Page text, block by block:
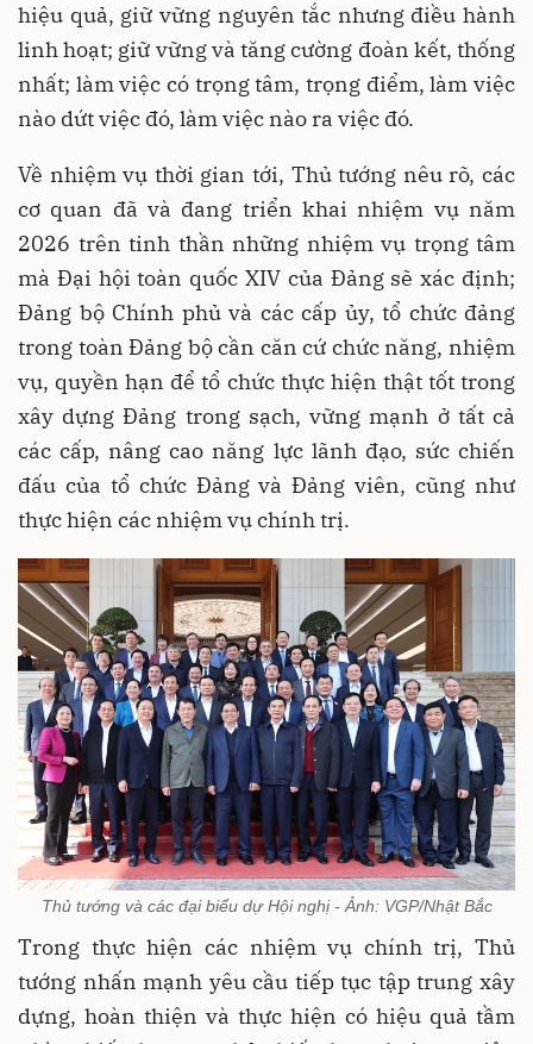
hiệu quả, giữ vững nguyên tắc nhưng điều hành
linh hoạt; giữ vững và tăng cường đoàn kết, thống
nhất; làm việc có trọng tâm, trọng điểm, làm việc
nào dứt việc đó, làm việc nào ra việc đó.
Về nhiệm vụ thời gian tới, Thủ tướng nêu rõ, các
cơ quan đã và đang triển khai nhiệm vụ năm
2026 trên tinh thần những nhiệm vụ trọng tâm
mà Đại hội toàn quốc XIV của Đảng sẽ xác định;
Đảng bộ Chính phủ và các cấp ủy, tổ chức đảng
trong toàn Đảng bộ cần căn cứ chức năng, nhiệm
vụ, quyền hạn để tổ chức thực hiện thật tốt trong
xây dựng Đảng trong sạch, vững mạnh ở tất cả
các cấp, nâng cao năng lực lãnh đạo, sức chiến
đấu của tổ chức Đảng và Đảng viên, cũng như
thực hiện các nhiệm vụ chính trị.
Thủ tướng và các đại biểu dự Hội nghị - Ảnh: VGP/Nhật Bắc
Trong thực hiện các nhiệm vụ chính trị, Thủ
tướng nhấn mạnh yêu cầu tiếp tục tập trung xây
dựng, hoàn thiện và thực hiện có hiệu quả tầm